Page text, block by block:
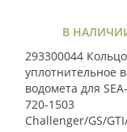
В
293300044 Кольцо
уплотнительное
водомета для
720-1503
Challenger/GS/